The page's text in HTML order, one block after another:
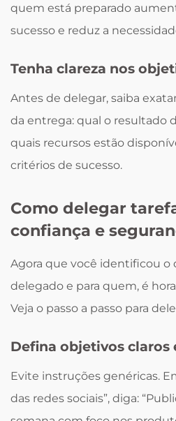
quem está preparado
sucesso e reduz a
Tenha clareza nos
Antes de delegar, saiba
da entrega: qual o resultado
quais recursos estão
critérios de sucesso.
Como delegar
confiança e
Agora que você identificou o
delegado e para quem, é
Veja o passo a passo para
Defina objetivos claros
Evite instruções genéricas.
das redes sociais”, diga: